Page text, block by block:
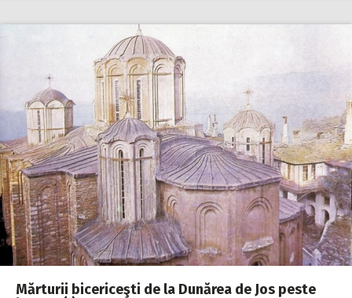
Mărturii bicericeşti de la Dunărea de Jos peste